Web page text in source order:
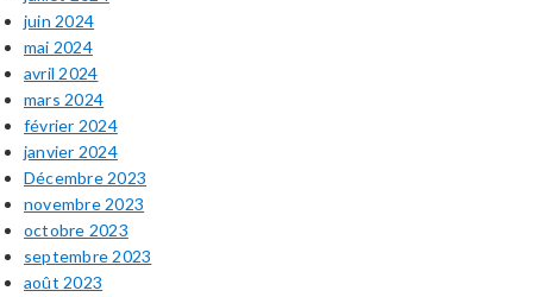
juin 2024
mai 2024
avril 2024
mars 2024
février 2024
janvier 2024
Décembre 2023
novembre 2023
octobre 2023
septembre 2023
août 2023